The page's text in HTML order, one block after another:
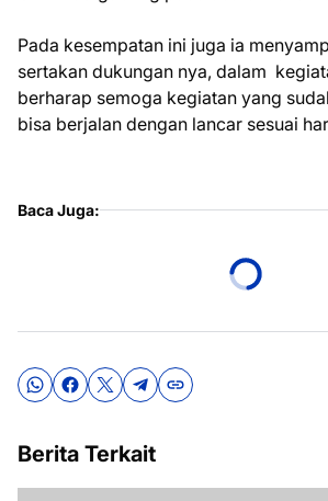
Pada kesempatan ini juga ia
sertakan dukungan nya, dalam
berharap semoga kegiatan yang
bisa berjalan dengan lancar sesuai
Baca Juga:
Berita Terkait